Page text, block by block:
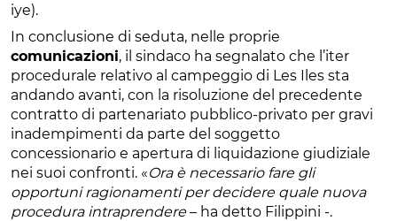
iye).
In conclusione di seduta, nelle proprie
comunicazioni, il sindaco ha segnalato che l’iter
procedurale relativo al campeggio di Les Iles sta
andando avanti, con la risoluzione del precedente
contratto di partenariato pubblico-privato per gravi
inadempimenti da parte del soggetto
concessionario e apertura di liquidazione giudiziale
nei suoi confronti. «Ora è necessario fare gli
opportuni ragionamenti per decidere quale nuova
procedura intraprendere– ha detto Filippini -.